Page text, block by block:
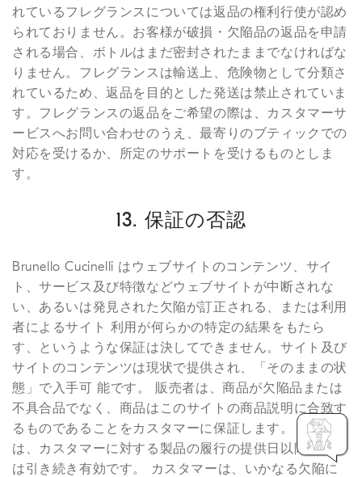
れているフレグランスについては返品の権利行使が認め
られておりません。お客様が破損・欠陥品の返品を申請
される場合、ボトルはまだ密封されたままでなければな
りません。フレグランスは輸送上、危険物として分類さ
れているため、返品を目的とした発送は禁止されていま
す。フレグランスの返品をご希望の際は、カスタマーサ
ービスへお問い合わせのうえ、最寄りのブティックでの
対応を受けるか、所定のサポートを受けるものとしま
す。
13. 保証の否認
Brunello Cucinelli はウェブサイトのコンテンツ、サイ
ト、サービス及び特徴などウェブサイトが中断されな
い、あるいは発見された欠陥が訂正される、または利用
者によるサイト 利用が何らかの特定の結果をもたら
す、というような保証は決してできません。サイト及び
サイトのコンテンツは現状で提供され、「そのままの状
態」で入手可 能です。 販売者は、商品が欠陥品または
不具合品でなく、商品はこのサイトの商品説明に合致す
るものであることをカスタマーに保証します。 本保証
は、カスタマーに対する製品の履行の提供日以降2年間
は引き続き有効です。 カスタマーは、いかなる欠陥に